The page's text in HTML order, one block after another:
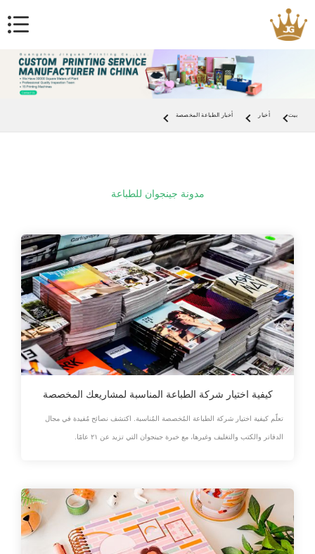
بيت أخبار أخبار الطباعة المخصصة
مدونة جينجوان للطباعة
كيفية اختيار شركة الطباعة المناسبة لمشاريعك المخصصة
تعلّم كيفية اختيار شركة الطباعة المُخصصة المُناسبة. اكتشف نصائح مُفيدة في مجال
الدفاتر والكتب والتغليف وغيرها، مع خبرة جينجوان التي تزيد عن ٢١ عامًا.